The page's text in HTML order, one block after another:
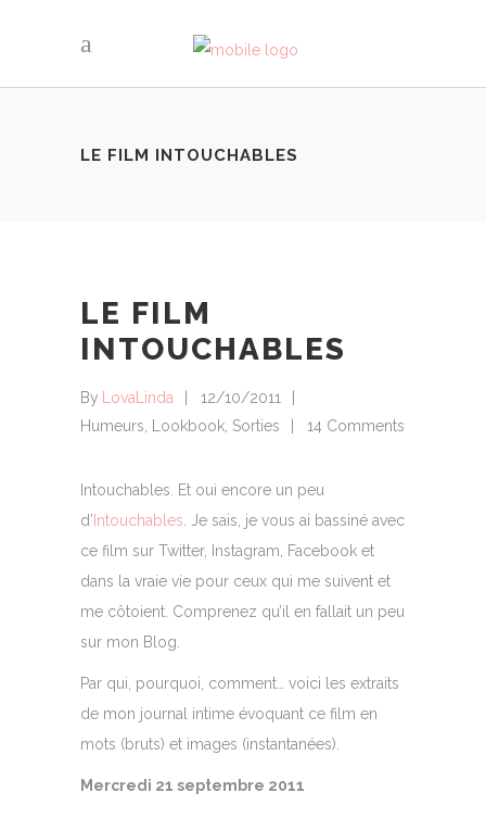
LE FILM INTOUCHABLES
LE FILM
INTOUCHABLES
By LovaLinda
12/10/2011
Humeurs, Lookbook, Sorties 14 Comments
Intouchables. Et oui encore un peu
d’ Intouchables. Je sais, je vous ai bassiné avec
ce film sur Twitter, Instagram, Facebook et
dans la vraie vie pour ceux qui me suivent et
me côtoient. Comprenez qu’il en fallait un peu
sur mon Blog.
Par qui, pourquoi, comment… voici les extraits
de mon journal intime évoquant ce film en
mots (bruts) et images (instantanées).
Mercredi 21 septembre 2011